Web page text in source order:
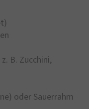
B. Zucchini,
oder Sauerrahm